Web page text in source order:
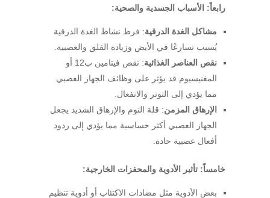
رابعاً: الأسباب الجسدية والصحية:
مشاكل الغدة الدرقية: فرط نشاط الغدة الدرقية
يُسبب تسارعًا في الأيض وزيادة القلق والعصبية.
نقص العناصر الغذائية
: نقص فيتامين ب12 أو
المغنيسيوم قد يؤثر على وظائف الجهاز العصبي
مما يؤدي إلى التوتر والانفعال.
الإرهاق المزمن: قلة النوم والإرهاق الشديد يجعل
الجهاز العصبي أكثر حساسية مما يؤدي إلى ردود
أفعال عصبية حادة.
خامساً: تأثير الأدوية والمحفزات الخارجية:
بعض الأدوية مثل مضادات الاكتئاب أو أدوية تنظيم